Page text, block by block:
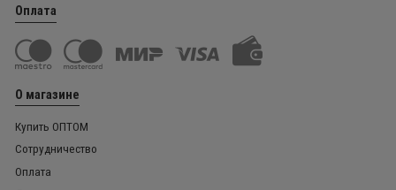
Оплата
О магазине
Купить ОПТОМ
Сотрудничество
Оплата